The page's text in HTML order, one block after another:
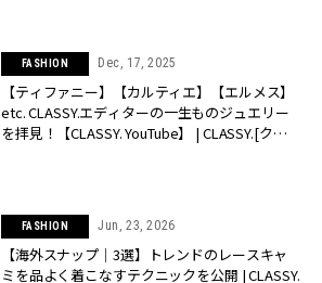
FASHION Dec, 17, 2025
【ティファニー】【カルティエ】【エルメス】
etc. CLASSY.エディターの一生ものジュエリー
を拝見！【CLASSY. YouTube】 | CLASSY.[クラ
FASHION Jun, 23, 2026
【海外スナップ｜3選】トレンドのレースキャ
ミを品よく着こなすテクニックを公開 | CLASSY.